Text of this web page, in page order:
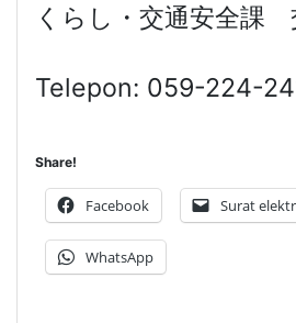
くらし・交通安全課
Telepon: 059-224-
Share!
Facebook Surat
WhatsApp